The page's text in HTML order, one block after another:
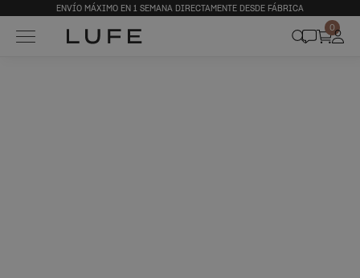
ENVÍO MÁXIMO EN 1 SEMANA DIRECTAMENTE DESDE FÁBRICA
0